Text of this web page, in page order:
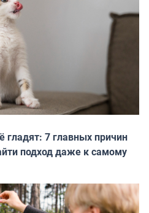
гладят: 7 главных причин
подход даже к самому